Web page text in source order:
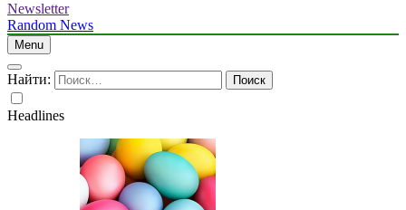
Newsletter
Random News
Menu
Найти:
Headlines